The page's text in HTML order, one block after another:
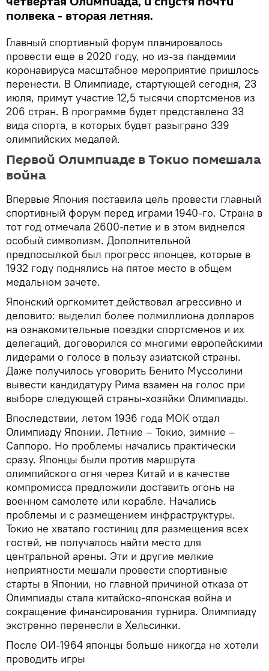
полвека - вторая летняя.
Главный спортивный форум планировалось
провести еще в 2020 году, но из-за пандемии
коронавируса масштабное мероприятие пришлось
перенести. В Олимпиаде, стартующей сегодня, 23
июля, примут участие 12,5 тысячи спортсменов из
206 стран. В программе будет представлено 33
вида спорта, в которых будет разыграно 339
олимпийских медалей.
Первой Олимпиаде в Токио помешала
война
Впервые Япония поставила цель провести главный
спортивный форум перед играми 1940-го. Страна в
тот год отмечала 2600-летие и в этом виднелся
особый символизм. Дополнительной
предпосылкой был прогресс японцев, которые в
1932 году поднялись на пятое место в общем
медальном зачете.
Японский оргкомитет действовал агрессивно и
деловито: выделил более полмиллиона долларов
на ознакомительные поездки спортсменов и их
делегаций, договорился со многими европейскими
лидерами о голосе в пользу азиатской страны.
Даже получилось уговорить Бенито Муссолини
вывести кандидатуру Рима взамен на голос при
выборе следующей страны-хозяйки Олимпиады.
Впоследствии, летом 1936 года МОК отдал
Олимпиаду Японии. Летние – Токио, зимние –
Саппоро. Но проблемы начались практически
сразу. Японцы были против маршрута
олимпийского огня через Китай и в качестве
компромисса предложили доставить огонь на
военном самолете или корабле. Начались
проблемы и с размещением инфраструктуры.
Токио не хватало гостиниц для размещения всех
гостей, не получалось найти место для
центральной арены. Эти и другие мелкие
неприятности мешали провести спортивные
старты в Японии, но главной причиной отказа от
Олимпиады стала китайско-японская война и
сокращение финансирования турнира. Олимпиаду
экстренно перенесли в Хельсинки.
После ОИ-1964 японцы больше никогда не хотели
проводить игры